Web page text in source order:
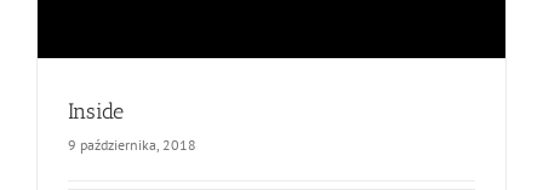
Inside
9 października, 2018